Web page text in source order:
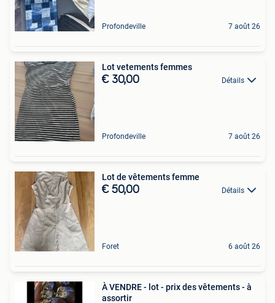
Profondeville 7 août 26
Lot vetements femmes
€ 30,00 Détails
Profondeville 7 août 26
Lot de vêtements femme
€ 50,00 Détails
Foret 6 août 26
À VENDRE - lot - prix des vêtements - à
assortir